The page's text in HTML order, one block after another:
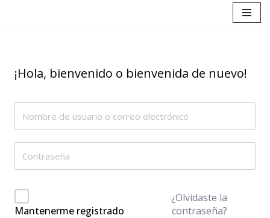
¡Hola, bienvenido o bienvenida de nuevo!
Mantenerme registrado
¿Olvidaste la
contraseña?